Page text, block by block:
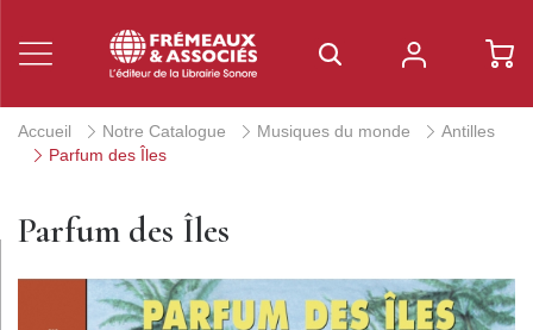
Accueil Notre Catalogue Musiques du monde
Antilles
Parfum des Îles
Parfum des Îles